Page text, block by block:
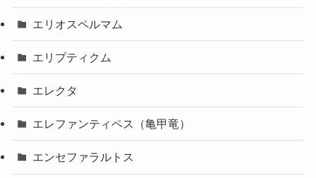
エリオスペルマム
エリプティクム
エレクタ
エレファンティペス（亀甲竜）
エンセファラルトス